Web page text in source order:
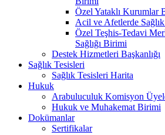
Özel Yataklı Kurumlar
Acil ve Afetlerde
Özel Teşhis-Tedavi
Sağlığı Birimi
Destek Hizmetleri Başkanlığı
Sağlık Tesisleri
Sağlık Tesisleri Harita
Hukuk
Arabuluculuk Komisyon
Hukuk ve Muhakemat Birimi
Dokümanlar
Sertifikalar